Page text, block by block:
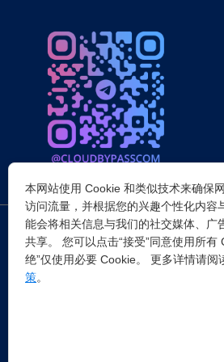
突破所有反Anti-bot机器人检查，轻松绕过
证，WAF，CC防护和Cloudflare爬虫验证，
包括接口地址、请求参数、返回处理；以及
，在
会出现不稳定的情况，但您可以通过以下两
香港等境外服务器上使用；二是在本地电脑
本网站使用 Cookie 和类似技术来确保
访问流量，并根据您的兴趣个性化内容
能会将相关信息与我们的社交媒体、广
共享。 您可以点击“接受”同意使用所有
绝”仅使用必要 Cookie。 更多详情请阅
策。